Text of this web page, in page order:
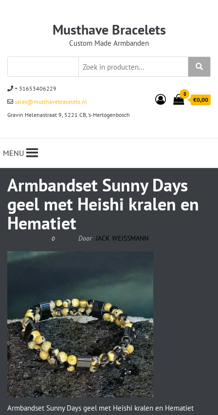
Musthave Bracelets
Custom Made Armbanden
+ 31653406229
sales@musthavebracelets.nl
Gravin Helenastraat 9, 5221 CB, ‘s-Hertogenbosch
0
€0,00
MENU
Armbandset Sunny Days
geel met Heishi kralen en
Hematiet
0 Door JACK WEISSMANN
Armbandset Sunny Days geel met Heishi kralen en Hematiet